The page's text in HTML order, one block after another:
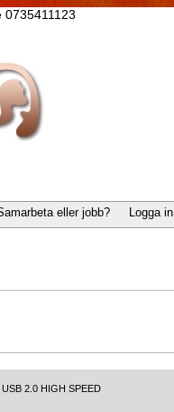
0735411123
eller jobb? Logga in
2.0 HIGH SPEED